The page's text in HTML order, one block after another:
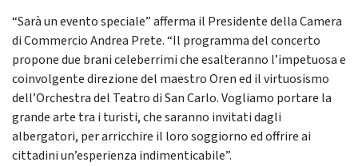
“Sarà un evento speciale” afferma il Presidente della Camera
di Commercio Andrea Prete. “Il programma del concerto
propone due brani celeberrimi che esalteranno l’impetuosa e
coinvolgente direzione del maestro Oren ed il virtuosismo
dell’Orchestra del Teatro di San Carlo. Vogliamo portare la
grande arte tra i turisti, che saranno invitati dagli
albergatori, per arricchire il loro soggiorno ed offrire ai
cittadini un’esperienza indimenticabile”.